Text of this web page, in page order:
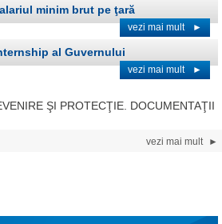
minim brut pe ţară
vezi mai mult ►
al Guvernului
vezi mai mult ►
ŞI PROTECŢIE. DOCUMENTAŢII
vezi mai mult ►